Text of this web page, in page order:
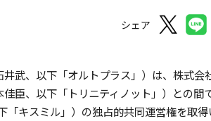
シェア
武、以下「オルトプラス」）は、株式会
臣、以下「トリニティノット」）との間
キスミル」）の独占的共同運営権を取得